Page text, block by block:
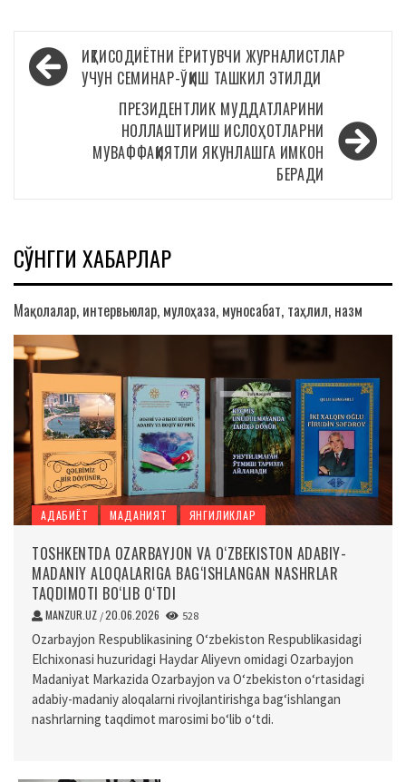
Навигация
по
ИҚТИСОДИЁТНИ ЁРИТУВЧИ ЖУРНАЛИСТЛАР
УЧУН СЕМИНАР-ЎҚИШ ТАШКИЛ ЭТИЛДИ
ПРЕЗИДЕНТЛИК МУДДАТЛАРИНИ
НОЛЛАШТИРИШ ИСЛОҲОТЛАРНИ
МУВАФФАҚИЯТЛИ ЯКУНЛАШГА ИМКОН
БЕРАДИ
СЎНГГИ ХАБАРЛАР
Мақолалар, интервьюлар, мулоҳаза, муносабат, таҳлил, назм
АДАБИЁТ МАДАНИЯТ ЯНГИЛИКЛАР
TOSHKENTDA OZARBAYJON VA O‘ZBEKISTON ADABIY-
MADANIY ALOQALARIGA BAG‘ISHLANGAN NASHRLAR
TAQDIMOTI BO‘LIB O‘TDI
MANZUR.UZ /20.06.2026 528
Ozarbayjon Respublikasining O‘zbekiston Respublikasidagi
Elchixonasi huzuridagi Haydar Aliyevn omidagi Ozarbayjon
Madaniyat Markazida Ozarbayjon va O‘zbekiston o‘rtasidagi
adabiy-madaniy aloqalarni rivojlantirishga bag‘ishlangan
nashrlarning taqdimot marosimi bo‘lib o‘tdi.